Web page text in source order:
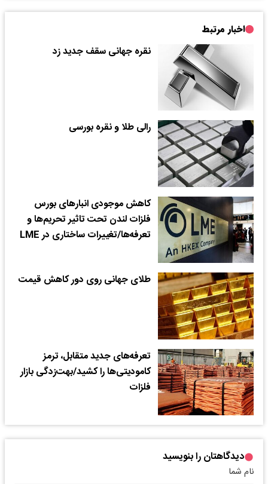
اخبار مرتبط
نقره جهانی سقف جدید زد
رالی طلا و نقره بورسی
کاهش موجودی انبارهای بورس
فلزات لندن تحت تاثیر تحریم‌ها و
تعرفه‌ها/تغییرات ساختاری در LME
طلای جهانی روی دور کاهش قیمت
تعرفه‌‌‌های جدید متقابل، ترمز
کامودیتی‌‌‌ها را کشید/بهت‌‌‌زدگی بازار
فلزات
دیدگاهتان را بنویسید
نام شما